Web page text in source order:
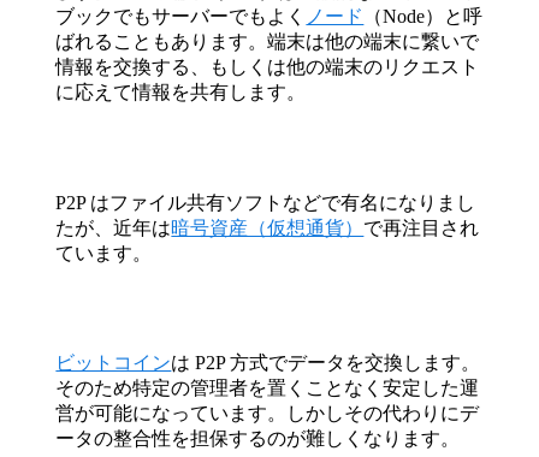
ブックでもサーバーでもよく ノード
（Node）と呼
ばれることもあります。端末は他の端末に繋いで
情報を交換する、もしくは他の端末のリクエスト
に応えて情報を共有します。
P2P はファイル共有ソフトなどで有名になりまし
たが、近年は暗号資産（仮想通貨） で再注目され
ています。
ビットコインは P2P 方式でデータを交換します。
そのため特定の管理者を置くことなく安定した運
営が可能になっています。しかしその代わりにデ
ータの整合性を担保するのが難しくなります。